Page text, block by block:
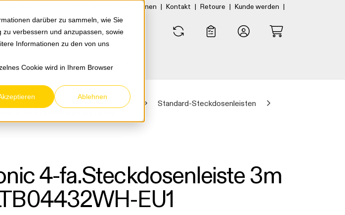
darüber zu sammeln, wie Sie
verbessern und anzupassen, sowie
Informationen zu den von uns
Cookie wird in Ihrem Browser
Ablehnen
Ihre Ansprechpartner:innen | Kontakt | Retoure | Kunde werden |
Karriere Über eltric
Steckdosenleisten
Standard-Steckdosenleisten
4-fa.Steckdosenleiste 3m
EU1